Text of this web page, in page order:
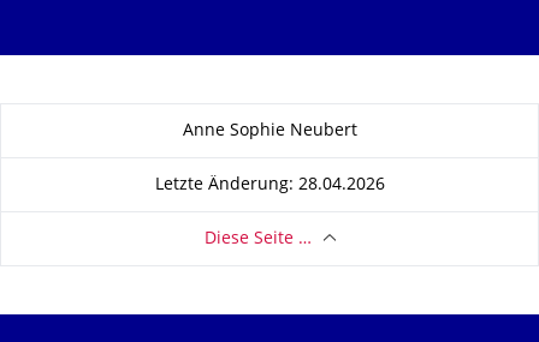
Zu dieser SeiteAnne Sophie Neubert
Letzte Änderung: 28.04.2026
Diese Seite …